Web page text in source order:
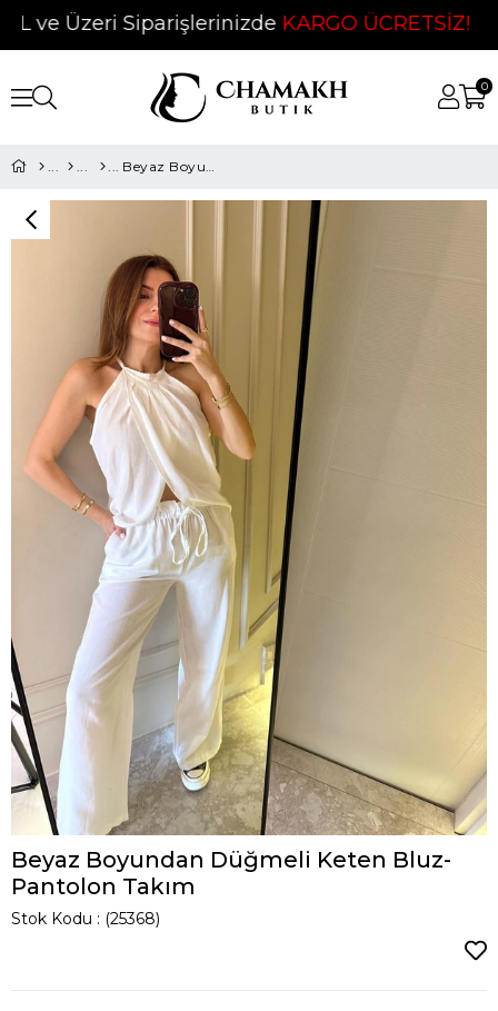
ve Üzeri SiparişlerinizdeKARGO ÜCRETSİZ! ❤
0
Beyaz Boyundan Düğmeli Keten Bluz-Pantolon Takım
Beyaz Boyundan Düğmeli Keten Bluz-
Pantolon Takım
Stok Kodu (25368)